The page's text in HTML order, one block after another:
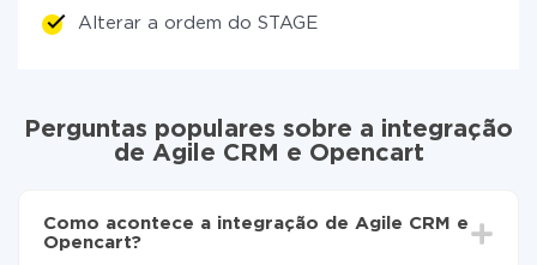
Alterar a ordem do STAGE
Perguntas populares sobre a integração
de Agile CRM e Opencart
Como acontece a integração de Agile CRM e
Opencart?